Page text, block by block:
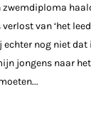
van ‘het
echter nog niet
jongens naar